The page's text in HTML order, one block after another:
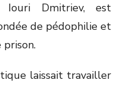
Iouri Dmitriev, est
de pédophilie et
prison.
laissait travailler